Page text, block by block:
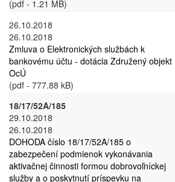
(pdf - 1.21 MB)
26.10.2018
26.10.2018
Zmluva o Elektronických službách k
bankovému účtu - dotácia Združený objekt
OcÚ
(pdf - 777.88 kB)
18/17/52A/185
29.10.2018
26.10.2018
DOHODA číslo 18/17/52A/185 o
zabezpečení podmienok vykonávania
aktivačnej činnosti formou dobrovoľníckej
služby a o poskytnutí príspevku na